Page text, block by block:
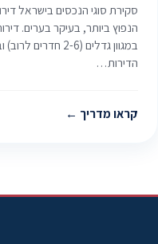
הנפוץ ביותר, בעיקר בערים.
במגוון גדלים (2-6
הדירות…
קראו מדריך